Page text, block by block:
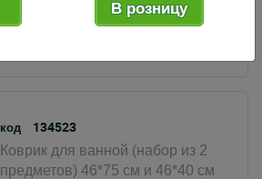
.30руб.
код 134523
Коврик для ванной (набор из 2
предметов) 46*75 см и 46*40 см
В розницу